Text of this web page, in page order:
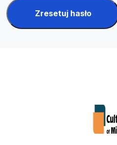
Zresetuj hasło